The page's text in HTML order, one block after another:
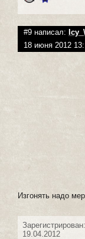
#9 написал:
18 июня 2012
Изгонять надо
Зарегистрирован:
19.04.2012